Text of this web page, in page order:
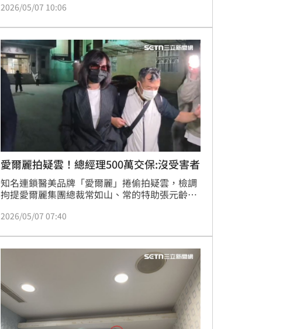
七、八萬起跳，如果要討$50,000結果花$80,000
麗現在開始滅證的行為，他們可能會想辦法脫產
或是公司直接清算解散，到時候就麻煩了！
2026/05/07 10:06
愛爾麗拍疑雲！總經理500萬交保:沒受害者
知名連鎖醫美品牌「愛爾麗」捲偷拍疑雲，檢調
拘提愛爾麗集團總裁常如山、常的特助張元齡、
貞華。移送地檢署複訊後，常如山、張及謝3人
面對媒體追問，她只說，「沒有」、「沒有受害
者」，隨手快步走上車離去。
2026/05/07 07:40